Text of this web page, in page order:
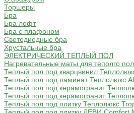
Торшеры
Бра
Бра лофт
Бра с плафоном
Светодиодные бра
Хрустальные бра
ЭЛЕКТРИЧЕСКИЙ ТЕПЛЫЙ ПОЛ
Нагревательные маты для теполго
Теплый пол под кварцвинил
Теплый пол под ламинат Теплолюкс
Теплый пол под керамогранит
Теплый пол под керамогранит
Теплый пол под плитку Теплолюкс